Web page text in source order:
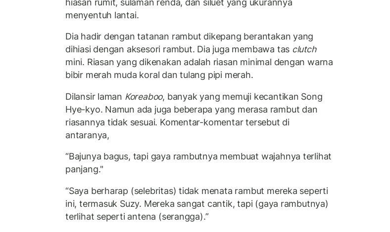
menyentuh lantai.
Dia hadir dengan tatanan rambut dikepang berantakan yang
dihiasi dengan aksesori rambut. Dia juga membawa tas clutch
mini. Riasan yang dikenakan adalah riasan minimal dengan warna
bibir merah muda koral dan tulang pipi merah.
Dilansir laman Koreaboo, banyak yang memuji kecantikan Song
Hye-kyo. Namun ada juga beberapa yang merasa rambut dan
riasannya tidak sesuai. Komentar-komentar tersebut di
antaranya,
“Bajunya bagus, tapi gaya rambutnya membuat wajahnya terlihat
panjang."
“Saya berharap (selebritas) tidak menata rambut mereka seperti
ini, termasuk Suzy. Mereka sangat cantik, tapi (gaya rambutnya)
terlihat seperti antena (serangga).”